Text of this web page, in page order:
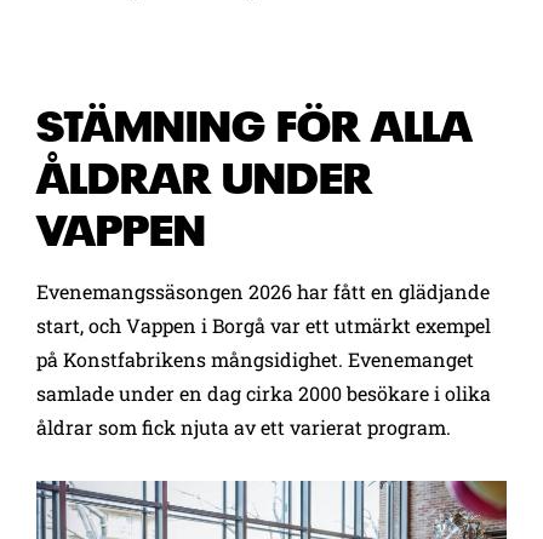
STÄMNING FÖR ALLA
ÅLDRAR UNDER
VAPPEN
Evenemangssäsongen 2026 har fått en glädjande
start, och Vappen i Borgå var ett utmärkt exempel
på Konstfabrikens mångsidighet. Evenemanget
samlade under en dag cirka 2000 besökare i olika
åldrar som fick njuta av ett varierat program.